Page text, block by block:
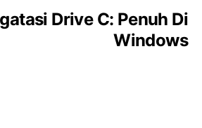
Drive C: Penuh Di
Windows